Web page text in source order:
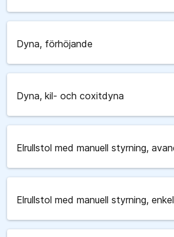
Dyna, förhöjande
Dyna, kil- och coxitdyna
Elrullstol med manuell styrning,
Elrullstol med manuell styrning, enkel